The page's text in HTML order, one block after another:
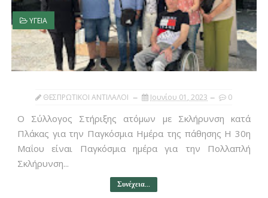
ΥΓΕΙΑ
ΘΕΣΠΡΩΤΙΚΟΙ ΑΝΤΙΛΑΛΟΙ Ιουνίου 01, 2023 0
Ο Σύλλογος Στήριξης ατόμων με Σκλήρυνση κατά
Πλάκας για την Παγκόσμια Ημέρα της πάθησης Η 30η
Μαΐου είναι Παγκόσμια ημέρα για την Πολλαπλή
Σκλήρυνση...
Συνέχεια...